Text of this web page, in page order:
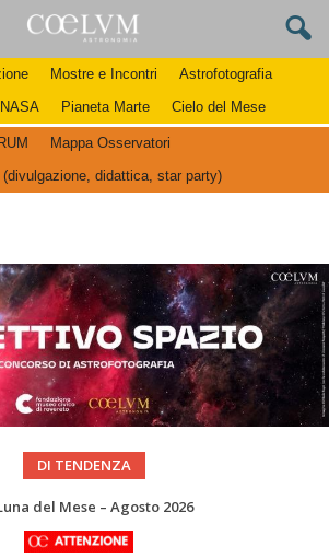
Mostre e Incontri
Astrofotografia
NASA Pianeta Marte Cielo del Mese
Mappa Osservatori
(divulgazione, didattica, star party)
DI TENDENZA
di Agosto 2026: Delfino